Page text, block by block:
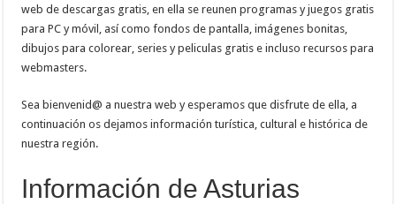
web de descargas gratis, en ella se reunen programas y juegos gratis
para PC y móvil, así como fondos de pantalla, imágenes bonitas,
dibujos para colorear, series y peliculas gratis e incluso recursos para
webmasters.
Sea bienvenid@ a nuestra web y esperamos que disfrute de ella, a
continuación os dejamos información turística, cultural e histórica de
nuestra región.
Información de Asturias